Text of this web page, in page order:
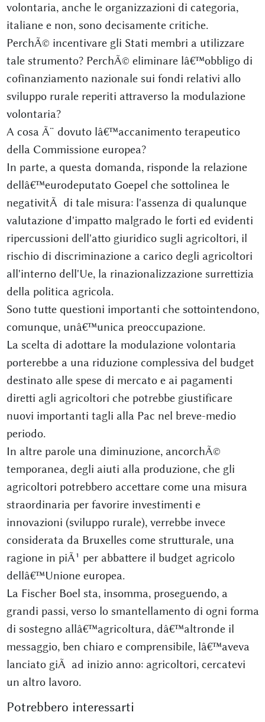
volontaria, anche le organizzazioni di categoria,
italiane e non, sono decisamente critiche.
PerchÃ© incentivare gli Stati membri a utilizzare
tale strumento? PerchÃ© eliminare lâ€™obbligo di
cofinanziamento nazionale sui fondi relativi allo
sviluppo rurale reperiti attraverso la modulazione
volontaria?
A cosa Ã¨ dovuto lâ€™accanimento terapeutico
della Commissione europea?
In parte, a questa domanda, risponde la relazione
dellâ€™eurodeputato Goepel che sottolinea le
negativitÃ di tale misura: l'assenza di qualunque
valutazione d'impatto malgrado le forti ed evidenti
ripercussioni dell'atto giuridico sugli agricoltori, il
rischio di discriminazione a carico degli agricoltori
all'interno dell'Ue, la rinazionalizzazione surrettizia
della politica agricola.
Sono tutte questioni importanti che sottointendono,
comunque, unâ€™unica preoccupazione.
La scelta di adottare la modulazione volontaria
porterebbe a una riduzione complessiva del budget
destinato alle spese di mercato e ai pagamenti
diretti agli agricoltori che potrebbe giustificare
nuovi importanti tagli alla Pac nel breve-medio
periodo.
In altre parole una diminuzione, ancorchÃ©
temporanea, degli aiuti alla produzione, che gli
agricoltori potrebbero accettare come una misura
straordinaria per favorire investimenti e
innovazioni (sviluppo rurale), verrebbe invece
considerata da Bruxelles come strutturale, una
ragione in piÃ¹ per abbattere il budget agricolo
dellâ€™Unione europea.
La Fischer Boel sta, insomma, proseguendo, a
grandi passi, verso lo smantellamento di ogni forma
di sostegno allâ€™agricoltura, dâ€™altronde il
messaggio, ben chiaro e comprensibile, lâ€™aveva
lanciato giÃ ad inizio anno: agricoltori, cercatevi
un altro lavoro.
Potrebbero interessarti